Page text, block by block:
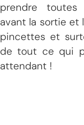
prendre toutes
avant la sortie et
pincettes et
de tout ce qui
attendant !